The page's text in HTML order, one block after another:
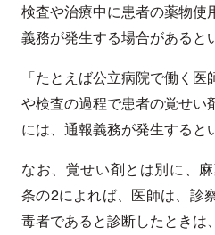
検査や治療中に患者の薬物使
義務が発生する場合があると
「たとえば公立病院で働く
や検査の過程で患者の覚せい
には、通報義務が発生すると
なお、覚せい剤とは別に、
条の2によれば、医師は、診
毒者であると診断したときは